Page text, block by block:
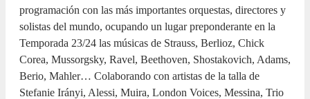
programación con las más importantes orquestas, directores y
solistas del mundo, ocupando un lugar preponderante en la
Temporada 23/24 las músicas de Strauss, Berlioz, Chick
Corea, Mussorgsky, Ravel, Beethoven, Shostakovich, Adams,
Berio, Mahler… Colaborando con artistas de la talla de
Stefanie Irányi, Alessi, Muira, London Voices, Messina, Trio